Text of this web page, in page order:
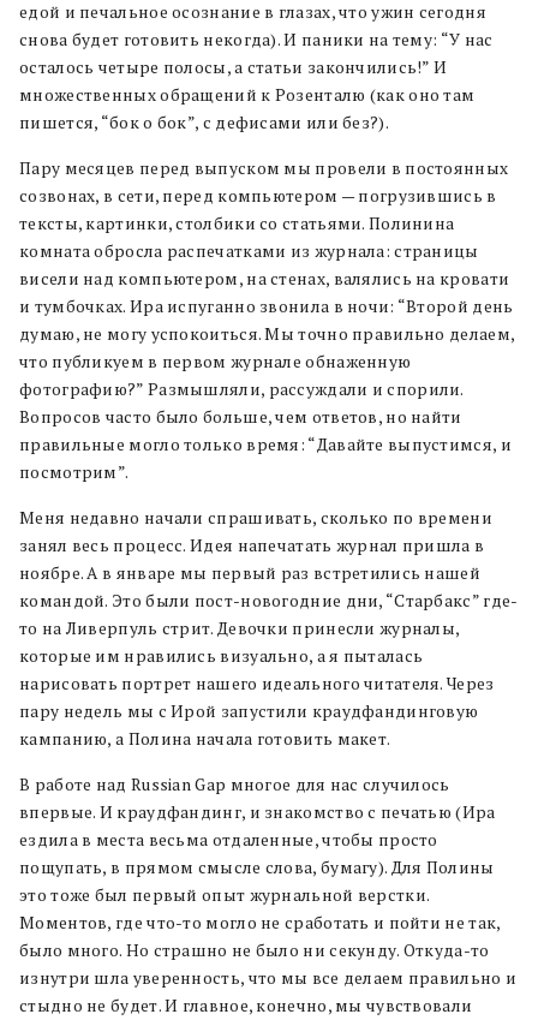
едой и печальное осознание в глазах, что ужин сегодня
снова будет готовить некогда). И паники на тему: “У нас
осталось четыре полосы, а статьи закончились!” И
множественных обращений к Розенталю (как оно там
пишется, “бок о бок”, с дефисами или без?).
Пару месяцев перед выпуском мы провели в постоянных
созвонах, в сети, перед компьютером — погрузившись в
тексты, картинки, столбики со статьями. Полинина
комната обросла распечатками из журнала: страницы
висели над компьютером, на стенах, валялись на кровати
и тумбочках. Ира испуганно звонила в ночи: “Второй день
думаю, не могу успокоиться. Мы точно правильно делаем,
что публикуем в первом журнале обнаженную
фотографию?” Размышляли, рассуждали и спорили.
Вопросов часто было больше, чем ответов, но найти
правильные могло только время: “Давайте выпустимся, и
посмотрим”.
Меня недавно начали спрашивать, сколько по времени
занял весь процесс. Идея напечатать журнал пришла в
ноябре. А в январе мы первый раз встретились нашей
командой. Это были пост-новогодние дни, “Старбакс” где-
то на Ливерпуль стрит. Девочки принесли журналы,
которые им нравились визуально, а я пыталась
нарисовать портрет нашего идеального читателя. Через
пару недель мы с Ирой запустили краудфандинговую
кампанию, а Полина начала готовить макет.
В работе над Russian Gap многое для нас случилось
впервые. И краудфандинг, и знакомство с печатью (Ира
ездила в места весьма отдаленные, чтобы просто
пощупать, в прямом смысле слова, бумагу). Для Полины
это тоже был первый опыт журнальной верстки.
Моментов, где что-то могло не сработать и пойти не так,
было много. Но страшно не было ни секунду. Откуда-то
изнутри шла уверенность, что мы все делаем правильно и
стыдно не будет. И главное, конечно, мы чувствовали